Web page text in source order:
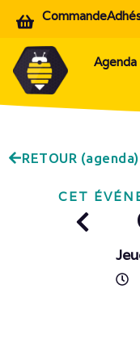
Commande
Agenda
RETOUR (agenda)
CET